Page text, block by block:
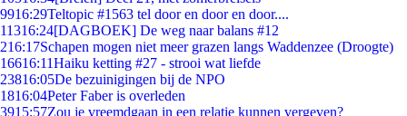
9916:29Teltopic #1563 tel door en door en door....
11316:24[DAGBOEK] De weg naar balans #12
216:17Schapen mogen niet meer grazen langs Waddenzee (Droogte)
16616:11Haiku ketting #27 - strooi wat liefde
23816:05De bezuinigingen bij de NPO
1816:04Peter Faber is overleden
3915:57Zou je vreemdgaan in een relatie kunnen vergeven?